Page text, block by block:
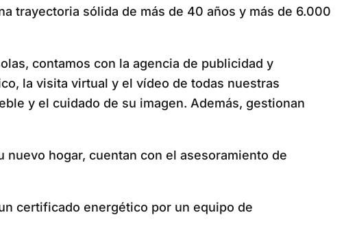
trayectoria sólida de más de 40 años y más de 6.000
contamos con la agencia de publicidad y
la visita virtual y el vídeo de todas nuestras
y el cuidado de su imagen. Además, gestionan
hogar, cuentan con el asesoramiento de
certificado energético por un equipo de